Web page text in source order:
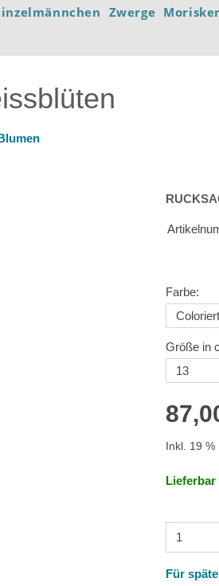
Zwerge
Farbe:
Größe in
Inkl. 19
Lieferbar
Für